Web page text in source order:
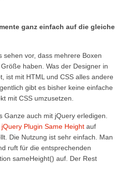
ganz einfach auf die gleiche
sehen vor, dass mehrere Boxen
haben. Was der Designer in
ist mit HTML und CSS alles andere
gibt es bisher keine einfache
mit CSS umzusetzen.
Ganze auch mit jQuery erledigen.
jQuery Plugin Same Height auf
Die Nutzung ist sehr einfach. Man
ruft für die entsprechenden
sameHeight() auf. Der Rest